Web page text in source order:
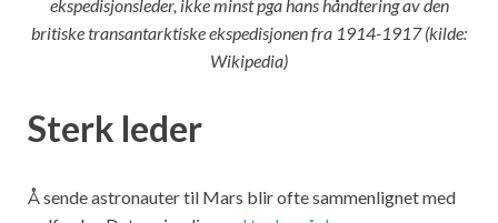
ekspedisjonsleder, ikke minst pga hans håndtering av den
britiske transantarktiske ekspedisjonen fra 1914-1917 (kilde:
Wikipedia)
Sterk leder
Å sende astronauter til Mars blir ofte sammenlignet med